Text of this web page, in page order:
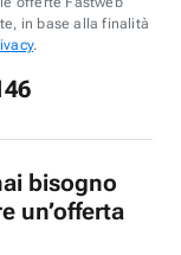
in base alla finalità
.
bisogno
un’offerta